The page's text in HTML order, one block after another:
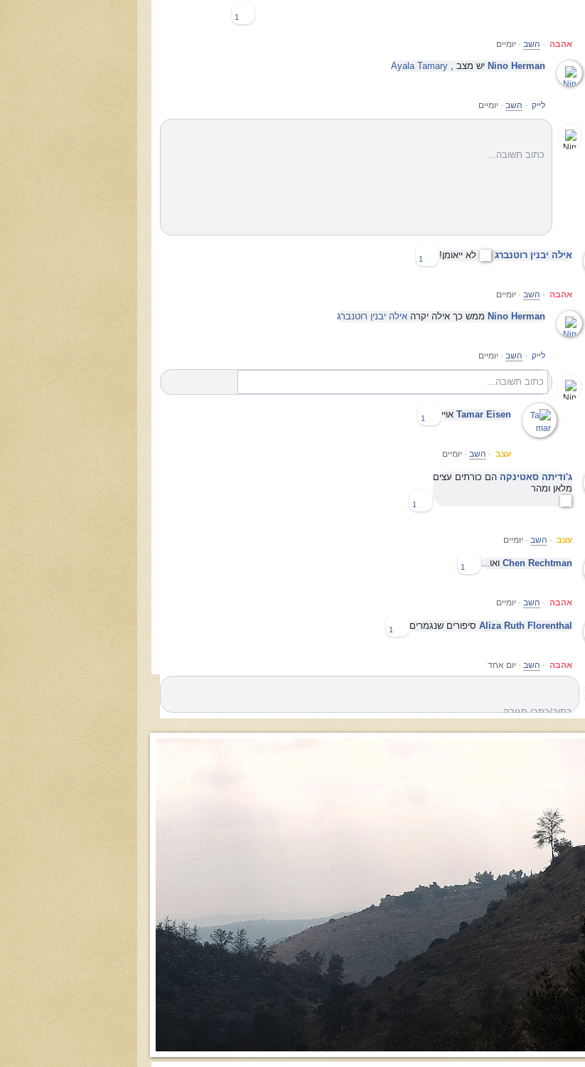
1
אהבה · השב · יומיים
Nino Herman יש מצב , Ayala Tamary
לייק · השב · יומיים
כתוב תשובה...
אילה יבנין רוטנברג לא ייאומן! 1
אהבה · השב · יומיים
Nino Herman ממש כך אילה יקרה אילה יבנין רוטנברג
לייק · השב · יומיים
כתוב תשובה...
Tamar Eisen אויי 1
עצב · השב · יומיים
ג'ודיתה סאטינקה הם כורתים עצים
מלאן ומהר
1
עצב · השב · יומיים
Chen Rechtman ואו... 1
אהבה · השב · יומיים
Aliza Ruth Florenthal סיפורים שנגמרים 1
אהבה · השב · יום אחד
כתוב/כתבי תגובה...